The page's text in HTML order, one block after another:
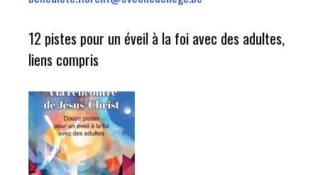
12 pistes pour un éveil à la foi avec des adultes,
liens compris